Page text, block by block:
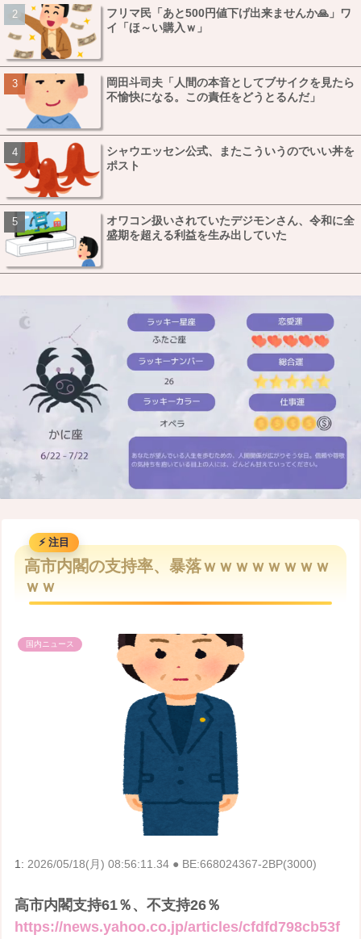
フリマ民「あと500円値下げ出来ませんか🙏」ワ
イ「ほ～い購入ｗ」
岡田斗司夫「人間の本音としてブサイクを見たら
不愉快になる。この責任をどうとるんだ」
シャウエッセン公式、またこういうのでいい丼を
ポスト
オワコン扱いされていたデジモンさん、令和に全
盛期を超える利益を生み出していた
M
高市内閣の支持率、暴落ｗｗｗｗｗｗｗｗ
ｗｗ
国内ニュース
1: 2026/05/18(月) 08:56:11.34 ● BE:668024367-2BP(3000)
高市内閣支持61％、不支持26％
https://news.yahoo.co.jp/articles/cfdfd798cb53f